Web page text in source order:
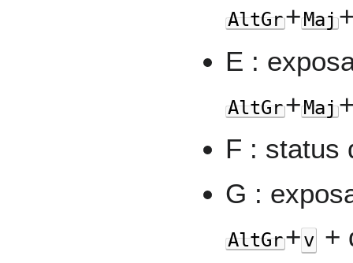
AltGr+Maj
E :
AltGr+Maj
F : status
G :
AltGr+v +